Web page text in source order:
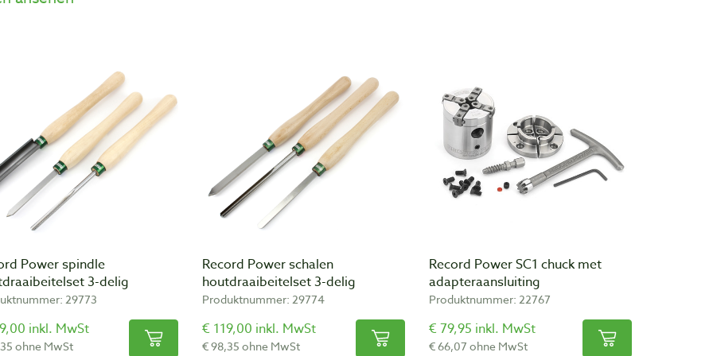
Power spindle
3-delig
29773
inkl. MwSt
ohne MwSt
Record Power schalen
houtdraaibeitelset 3-delig
Produktnummer: 29774
€ 119,00 inkl. MwSt
€ 98,35 ohne MwSt
Record Power SC1 chuck met
adapteraansluiting
Produktnummer: 22767
€ 79,95 inkl. MwSt
€ 66,07 ohne MwSt